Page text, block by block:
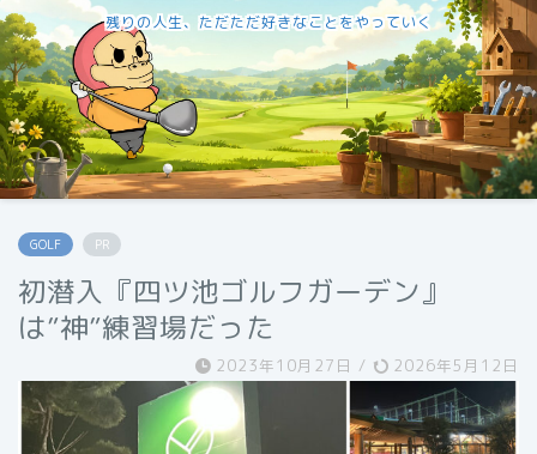
残りの人生、ただただ好きなことをやっていく
GOLF PR
初潜入『四ツ池ゴルフガーデン』
は”神”練習場だった
2023年10月27日 / 2026年5月12日